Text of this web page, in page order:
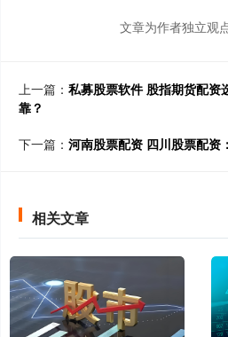
文章为作者独立观
上一篇： 私募股票软件 股指期货配资
靠？
下一篇： 河南股票配资 四川股票配资
相关文章